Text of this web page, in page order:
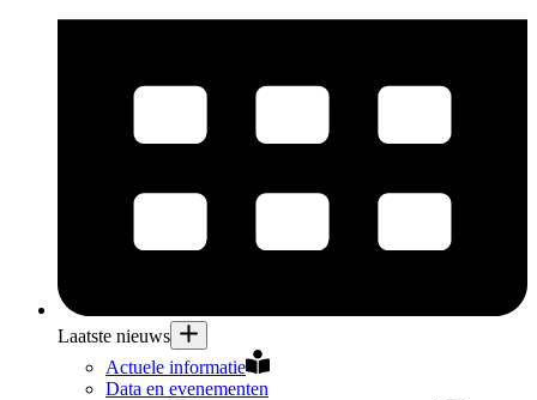
Laatste nieuws
Actuele informatie
Data en evenementen